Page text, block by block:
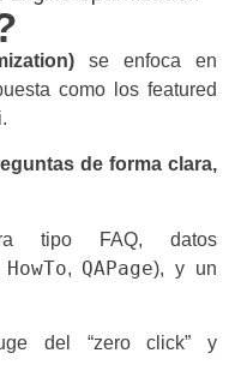
se enfoca en
como los featured
de forma clara,
tipo FAQ, datos
HowTo, QAPage), y un
del “zero click” y